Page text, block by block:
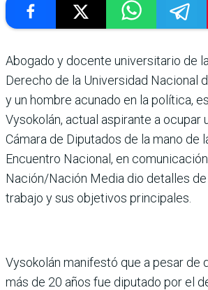
Abogado y docente universitario de
Dere­cho de la Universidad Nacio­nal
y un hombre acunado en la polí­tica,
Vysokolán, actual aspirante a ocupar
Cámara de Diputados de la mano de
Encuentro Nacio­nal, en
Nación/Nación Media dio detalles
trabajo y sus objetivos prin­cipales.
Vysokolán manifestó que a pesar de
más de 20 años fue dipu­tado por el